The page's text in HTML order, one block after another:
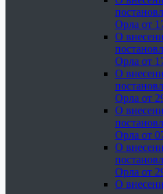
Орла от
О
Орла от
О
Орла от
О
Орла от
О
Орла от
О